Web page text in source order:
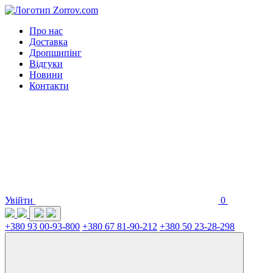
Про нас
Доставка
Дропшипінг
Відгуки
Новини
Контакти
Увійти 0
+380 93 00-93-800 +380 67 81-90-212 +380 50 23-28-298